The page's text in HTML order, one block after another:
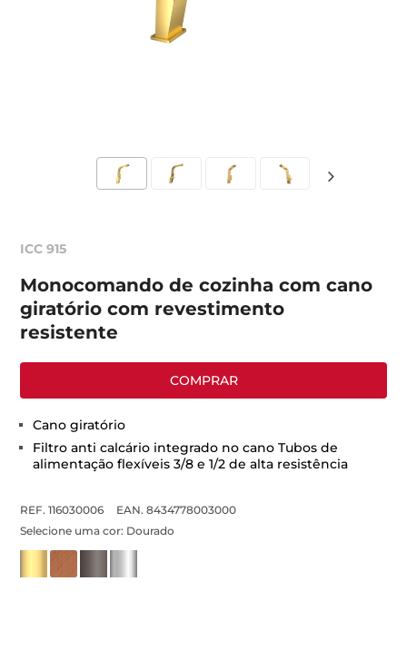
ICC 915
Monocomando de cozinha com cano
giratório com revestimento
resistente
COMPRAR
Cano giratório
Filtro anti calcário integrado no cano Tubos de
alimentação flexíveis 3/8 e 1/2 de alta resistência
REF. 116030006
EAN. 8434778003000
Selecione uma cor: Dourado